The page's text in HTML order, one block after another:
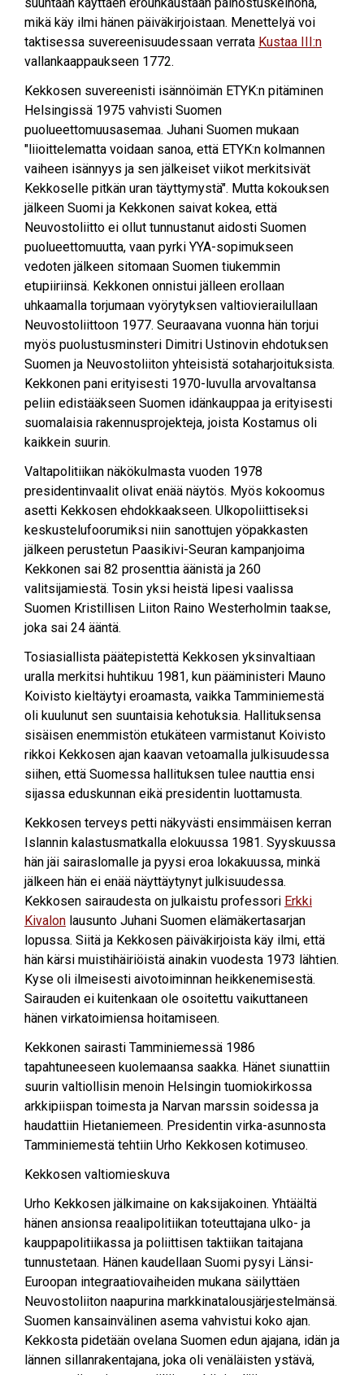
mikä käy ilmi hänen päiväkirjoistaan. Menettelyä voi
taktisessa suvereenisuudessaan verrata Kustaa III:n
vallankaappaukseen 1772.
Kekkosen suvereenisti isännöimän ETYK:n pitäminen
Helsingissä 1975 vahvisti Suomen
puolueettomuusasemaa. Juhani Suomen mukaan
"liioittelematta voidaan sanoa, että ETYK:n kolmannen
vaiheen isännyys ja sen jälkeiset viikot merkitsivät
Kekkoselle pitkän uran täyttymystä". Mutta kokouksen
jälkeen Suomi ja Kekkonen saivat kokea, että
Neuvostoliitto ei ollut tunnustanut aidosti Suomen
puolueettomuutta, vaan pyrki YYA-sopimukseen
vedoten jälkeen sitomaan Suomen tiukemmin
etupiiriinsä. Kekkonen onnistui jälleen erollaan
uhkaamalla torjumaan vyörytyksen valtiovierailullaan
Neuvostoliittoon 1977. Seuraavana vuonna hän torjui
myös puolustusminsteri Dimitri Ustinovin ehdotuksen
Suomen ja Neuvostoliiton yhteisistä sotaharjoituksista.
Kekkonen pani erityisesti 1970-luvulla arvovaltansa
peliin edistääkseen Suomen idänkauppaa ja erityisesti
suomalaisia rakennusprojekteja, joista Kostamus oli
kaikkein suurin.
Valtapolitiikan näkökulmasta vuoden 1978
presidentinvaalit olivat enää näytös. Myös kokoomus
asetti Kekkosen ehdokkaakseen. Ulkopoliittiseksi
keskustelufoorumiksi niin sanottujen yöpakkasten
jälkeen perustetun Paasikivi-Seuran kampanjoima
Kekkonen sai 82 prosenttia äänistä ja 260
valitsijamiestä. Tosin yksi heistä lipesi vaalissa
Suomen Kristillisen Liiton Raino Westerholmin taakse,
joka sai 24 ääntä.
Tosiasiallista päätepistettä Kekkosen yksinvaltiaan
uralla merkitsi huhtikuu 1981, kun pääministeri Mauno
Koivisto kieltäytyi eroamasta, vaikka Tamminiemestä
oli kuulunut sen suuntaisia kehotuksia. Hallituksensa
sisäisen enemmistön etukäteen varmistanut Koivisto
rikkoi Kekkosen ajan kaavan vetoamalla julkisuudessa
siihen, että Suomessa hallituksen tulee nauttia ensi
sijassa eduskunnan eikä presidentin luottamusta.
Kekkosen terveys petti näkyvästi ensimmäisen kerran
Islannin kalastusmatkalla elokuussa 1981. Syyskuussa
hän jäi sairaslomalle ja pyysi eroa lokakuussa, minkä
jälkeen hän ei enää näyttäytynyt julkisuudessa.
Kekkosen sairaudesta on julkaistu professori Erkki
Kivalon lausunto Juhani Suomen elämäkertasarjan
lopussa. Siitä ja Kekkosen päiväkirjoista käy ilmi, että
hän kärsi muistihäiriöistä ainakin vuodesta 1973 lähtien.
Kyse oli ilmeisesti aivotoiminnan heikkenemisestä.
Sairauden ei kuitenkaan ole osoitettu vaikuttaneen
hänen virkatoimiensa hoitamiseen.
Kekkonen sairasti Tamminiemessä 1986
tapahtuneeseen kuolemaansa saakka. Hänet siunattiin
suurin valtiollisin menoin Helsingin tuomiokirkossa
arkkipiispan toimesta ja Narvan marssin soidessa ja
haudattiin Hietaniemeen. Presidentin virka-asunnosta
Tamminiemestä tehtiin Urho Kekkosen kotimuseo.
Kekkosen valtiomieskuva
Urho Kekkosen jälkimaine on kaksijakoinen. Yhtäältä
hänen ansionsa reaalipolitiikan toteuttajana ulko- ja
kauppapolitiikassa ja poliittisen taktiikan taitajana
tunnustetaan. Hänen kaudellaan Suomi pysyi Länsi-
Euroopan integraatiovaiheiden mukana säilyttäen
Neuvostoliiton naapurina markkinatalousjärjestelmänsä.
Suomen kansainvälinen asema vahvistui koko ajan.
Kekkosta pidetään ovelana Suomen edun ajajana, idän ja
lännen sillanrakentajana, joka oli venäläisten ystävä,